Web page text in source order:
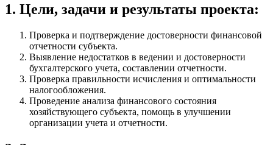
1. Цели, задачи и результаты проекта:
Проверка и подтверждение достоверности финансовой
отчетности субъекта.
Выявление недостатков в ведении и достоверности
бухгалтерского учета, составлении отчетности.
Проверка правильности исчисления и оптимальности
налогообложения.
Проведение анализа финансового состояния
хозяйствующего субъекта, помощь в улучшении
организации учета и отчетности.